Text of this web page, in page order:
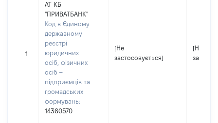
1
АТ КБ
"ПРИВАТБАНК"
Код в Єдиному
державному
реєстрі
юридичних
осіб, фізичних
осіб –
підприємців та
громадських
формувань:
14360570
[Не
застосовується]
[Не